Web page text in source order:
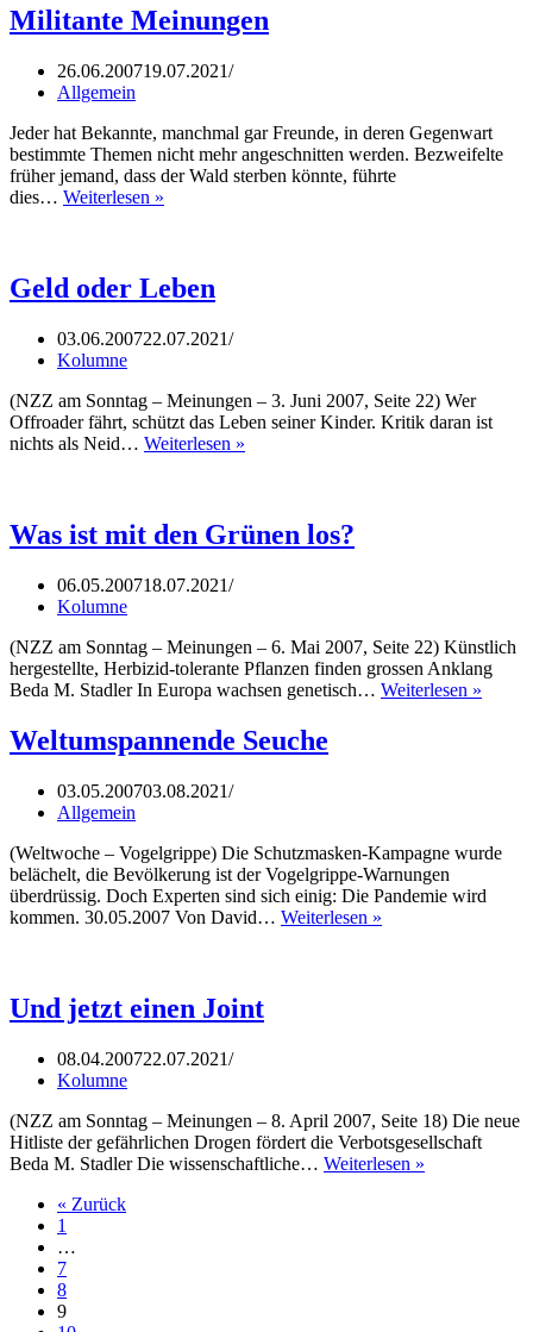
Militante Meinungen
26.06.200719.07.2021
Allgemein
Jeder hat Bekannte, manchmal gar Freunde, in deren Gegenwart
bestimmte Themen nicht mehr angeschnitten werden. Bezweifelte
früher jemand, dass der Wald sterben könnte, führte
dies… Weiterlesen »
Geld oder Leben
03.06.200722.07.2021
Kolumne
(NZZ am Sonntag – Meinungen – 3. Juni 2007, Seite 22) Wer
Offroader fährt, schützt das Leben seiner Kinder. Kritik daran ist
nichts als Neid… Weiterlesen »
Was ist mit den Grünen los?
06.05.200718.07.2021
Kolumne
(NZZ am Sonntag – Meinungen – 6. Mai 2007, Seite 22) Künstlich
hergestellte, Herbizid-tolerante Pflanzen finden grossen Anklang
Beda M. Stadler In Europa wachsen genetisch… Weiterlesen »
Weltumspannende Seuche
03.05.200703.08.2021
Allgemein
(Weltwoche – Vogelgrippe) Die Schutzmasken-Kampagne wurde
belächelt, die Bevölkerung ist der Vogelgrippe-Warnungen
überdrüssig. Doch Experten sind sich einig: Die Pandemie wird
kommen. 30.05.2007 Von David… Weiterlesen »
Und jetzt einen Joint
08.04.200722.07.2021
Kolumne
(NZZ am Sonntag – Meinungen – 8. April 2007, Seite 18) Die neue
Hitliste der gefährlichen Drogen fördert die Verbotsgesellschaft
Beda M. Stadler Die wissenschaftliche… Weiterlesen »
« Zurück
1
…
7
8
9